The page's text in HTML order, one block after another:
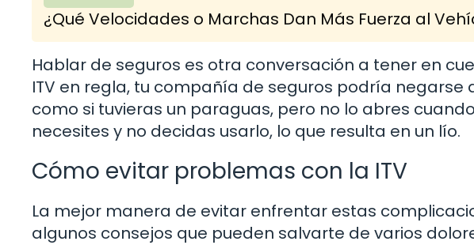
¿Qué Velocidades o Marchas Dan Más Fuerza al
Hablar de seguros es otra conversación a tener en
ITV en regla, tu compañía de seguros podría negarse
como si tuvieras un paraguas, pero no lo abres
necesites y no decidas usarlo, lo que resulta en un lío.
Cómo evitar problemas con la ITV
La mejor manera de evitar enfrentar estas
algunos consejos que pueden salvarte de varios